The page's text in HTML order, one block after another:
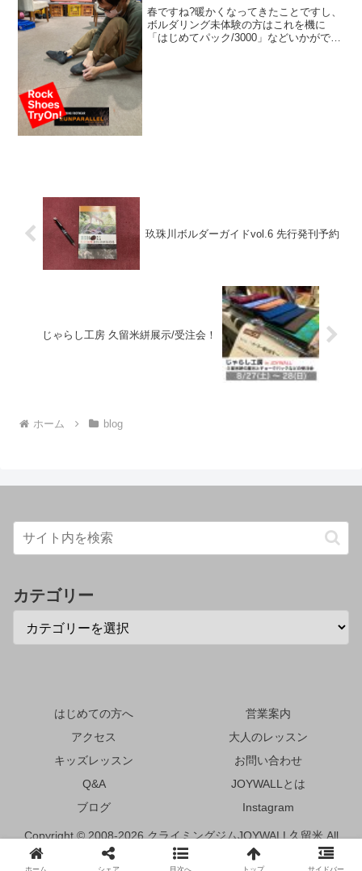
春ですね?暖かくなってきたことですし、
ボルダリング未体験の方はこれを機に
「はじめてパック/3000」などいかがでし
玖珠川ボルダーガイドvol.6 先行発刊予約
じゃらし工房 久留米絣展示/受注会！
ホーム blog
カテゴリー
はじめての方へ
営業案内
アクセス
大人のレッスン
キッズレッスン
お問い合わせ
Q&A
JOYWALLとは
ブログ
Instagram
Copyright © 2008-2026 クライミングジムJOYWALL久留米 All
Rights Reserved.
ホーム シェア 目次へ トップ サイドバー